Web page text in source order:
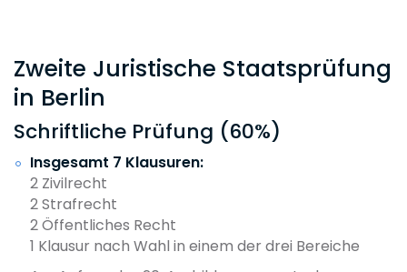
Zweite Juristische Staatsprüfung
in Berlin
Schriftliche Prüfung (60%)
Insgesamt 7 Klausuren:
2 Zivilrecht
2 Strafrecht
2 Öffentliches Recht
1 Klausur nach Wahl in einem der drei Bereiche